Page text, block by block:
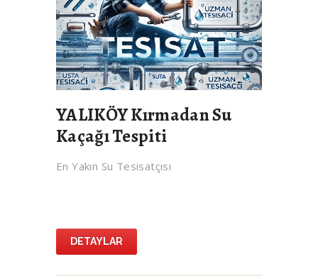
YALIKÖY Kırmadan Su
Kaçağı Tespiti
En Yakın Su Tesisatçısı
DETAYLAR